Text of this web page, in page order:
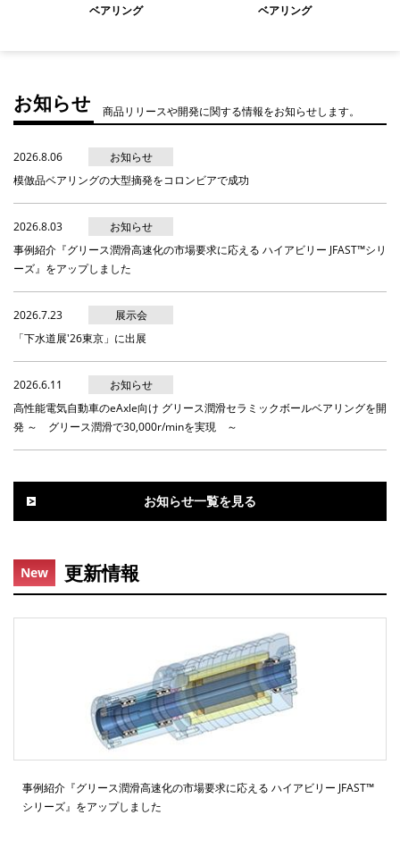
ベアリング
ベアリング
お知らせ 商品リリースや開発に関する情報をお知らせします。
2026.8.06
お知らせ
模倣品ベアリングの大型摘発をコロンビアで成功
2026.8.03
お知らせ
事例紹介『グリース潤滑高速化の市場要求に応える ハイアビリー JFAST™シリ
ーズ』をアップしました
2026.7.23
展示会
「下水道展'26東京」に出展
2026.6.11
お知らせ
高性能電気自動車のeAxle向け グリース潤滑セラミックボールベアリングを開
発 ～ グリース潤滑で30,000r/minを実現 ～
お知らせ一覧を見る
New 更新情報
事例紹介『グリース潤滑高速化の市場要求に応える ハイアビリー JFAST™
シリーズ』をアップしました